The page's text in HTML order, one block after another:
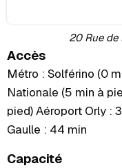
20 Rue de
Accès
Métro : Solférino (0
Nationale (5 min à
pied) Aéroport Orly :
Gaulle : 44 min
Capacité